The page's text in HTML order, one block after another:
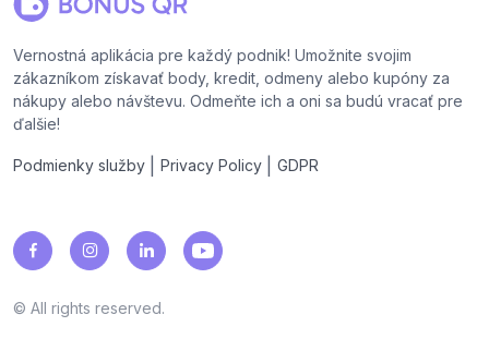
Vernostná aplikácia pre každý podnik! Umožnite svojim
zákazníkom získavať body, kredit, odmeny alebo kupóny za
nákupy alebo návštevu. Odmeňte ich a oni sa budú vracať pre
ďalšie!
Podmienky služby Privacy Policy GDPR
© All rights reserved.